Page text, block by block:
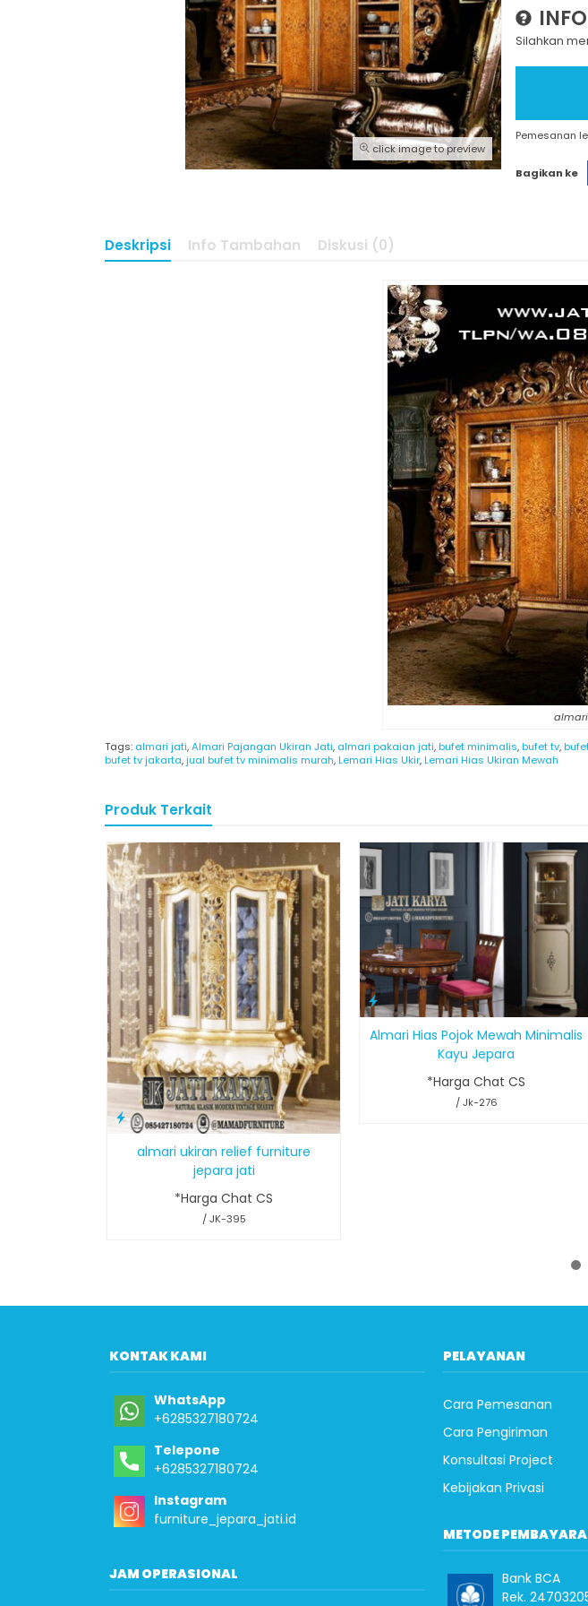
click image to preview
Silahkan
Pemesanan
Bagikan ke
Deskripsi Info Tambahan Diskusi (0)
Tags: almari jati,Almari Pajangan Ukiran Jati, almari pakaian jati,bufet minimalis,bufet tv,
bufet tv jakarta,jual bufet tv minimalis murah,Lemari Hias Ukir,Lemari Hias Ukiran Mewah
Produk Terkait
almari ukiran relief furniture
jepara jati
*Harga Chat CS
/ JK-395
Almari Hias Pojok Mewah Minimalis
Kayu Jepara
*Harga Chat CS
/ Jk-276
KONTAK KAMI
WhatsApp
+6285327180724
Telepone
+6285327180724
Instagram
furniture_jepara_jati.id
JAM OPERASIONAL
PELAYANAN
Cara Pemesanan
Cara Pengiriman
Konsultasi Project
Kebijakan Privasi
METODE
Bank BCA
Rek.